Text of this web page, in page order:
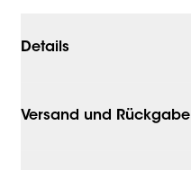
Details
Versand und Rückgabe